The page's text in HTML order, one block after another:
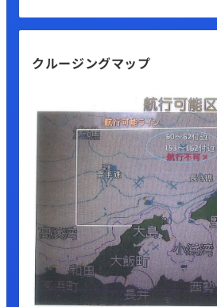
クルージングマップ